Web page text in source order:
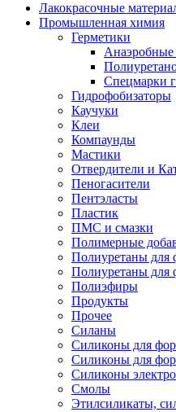
Лакокрасочные
Промышленная химия
Герметики
Анаэробные
Спецмарки
Гидрофобизаторы
Каучуки
Клеи
Компаунды
Мастики
Отвердители и
Пеногасители
Пентэласты
Пластик
ПМС и смазки
Полимерные
Полиуретаны для
Полиуретаны для
Полиэфиры
Продукты
Прочее
Силаны
Силиконы для
Силиконы для
Силиконы
Смолы
Этилсиликаты,